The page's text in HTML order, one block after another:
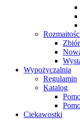
Wypożyczalnia
Regulamin
Katalog
Ciekawostki